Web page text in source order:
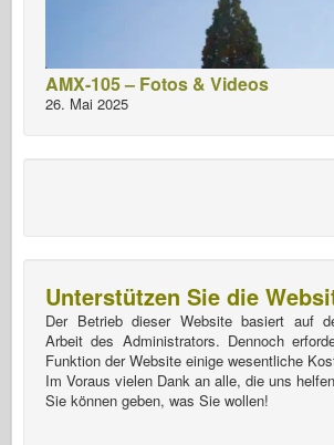
AMX-105 – Fotos & Videos
26. Mai 2025
Unterstützen Sie die
Der Betrieb dieser Website basiert auf
Arbeit des Administrators. Dennoch
Funktion der Website einige wesentliche
Im Voraus vielen Dank an alle, die uns
Sie können geben, was Sie wollen!